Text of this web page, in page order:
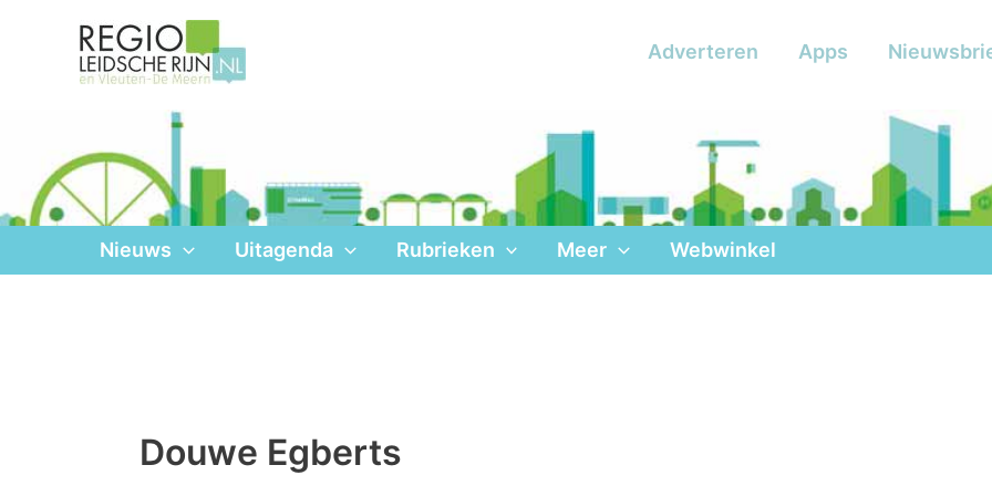
Adverteren Apps
Nieuws Uitagenda Rubrieken Meer Webwinkel
Douwe Egberts